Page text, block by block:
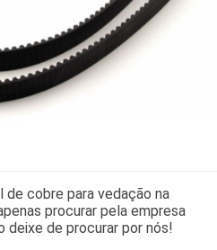
de cobre para vedação na
procurar pela empresa
deixe de procurar por nós!